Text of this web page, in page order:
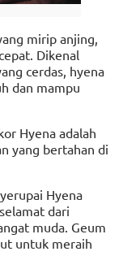
mirip anjing,
Dikenal
cerdas, hyena
dan mampu
Hyena adalah
yang bertahan di
Hyena
dari
muda. Geum
untuk meraih